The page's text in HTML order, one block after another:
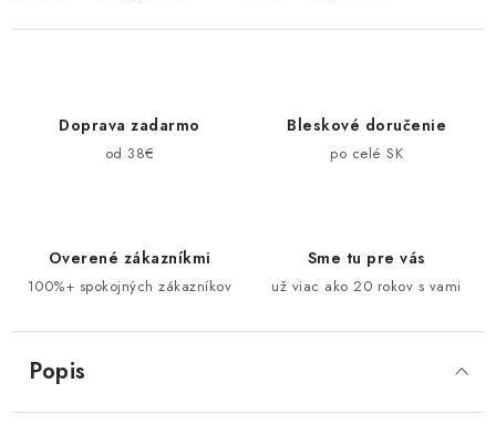
Doprava zadarmo
od 38€
Bleskové doručenie
po celé SK
Overené zákazníkmi
100%+ spokojných zákazníkov
Sme tu pre vás
už viac ako 20 rokov s vami
Popis